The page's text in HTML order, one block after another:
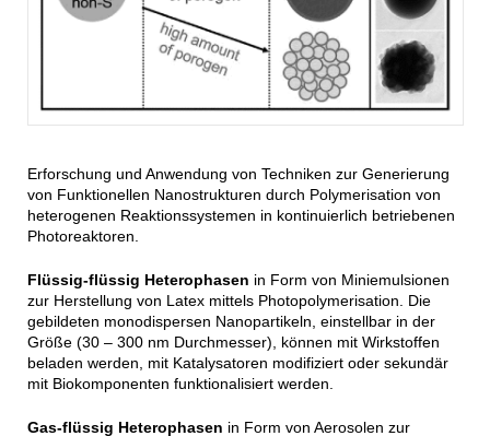
Erforschung und Anwendung von Techniken zur Generierung
von Funktionellen Nanostrukturen durch Polymerisation von
heterogenen Reaktionssystemen in kontinuierlich betriebenen
Photoreaktoren.
Flüssig-flüssig Heterophasen in Form von Miniemulsionen
zur Herstellung von Latex mittels Photopolymerisation. Die
gebildeten monodispersen Nanopartikeln, einstellbar in der
Größe (30 – 300 nm Durchmesser), können mit Wirkstoffen
beladen werden, mit Katalysatoren modifiziert oder sekundär
mit Biokomponenten funktionalisiert werden.
Gas-flüssig Heterophasen in Form von Aerosolen zur